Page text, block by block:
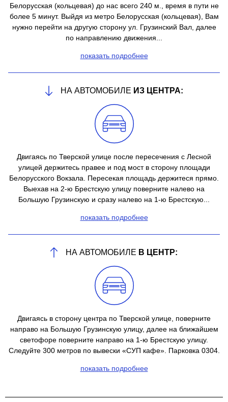
Белорусская (кольцевая) до нас всего 240 м., время в пути не
более 5 минут. Выйдя из метро Белорусская (кольцевая), Вам
нужно перейти на другую сторону ул. Грузинский Вал, далее
по направлению движения...
показать подробнее
НА АВТОМОБИЛЕ ИЗ ЦЕНТРА:
Двигаясь по Тверской улице после пересечения с Лесной
улицей держитесь правее и под мост в сторону площади
Белорусского Вокзала. Пересекая площадь держитеся прямо.
Выехав на 2-ю Брестскую улицу поверните налево на
Большую Грузинскую и сразу налево на 1-ю Брестскую...
показать подробнее
НА АВТОМОБИЛЕ В ЦЕНТР:
Двигаясь в сторону центра по Тверской улице, поверните
направо на Большую Грузинскую улицу, далее на ближайшем
светофоре поверните направо на 1-ю Брестскую улицу.
Следуйте 300 метров по вывески «СУП кафе». Парковка 0304.
показать подробнее